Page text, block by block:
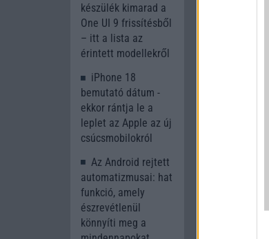
Új és
Apple
készülék kimarad a
One UI 9 frissítésből
– itt a lista az
érintett modellekről
iPhone 18
bemutató dátum -
ekkor rántja le a
leplet az Apple az új
csúcsmobilokról
Az Android rejtett
automatizmusai: hat
funkció, amely
észrevétlenül
könnyíti meg a